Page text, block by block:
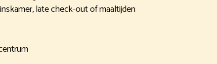
late check-out of maaltijden